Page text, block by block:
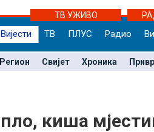
ТВ УЖИВО
Вијести ТВ ПЛУС Радио
Регион Свијет Хроника
киша